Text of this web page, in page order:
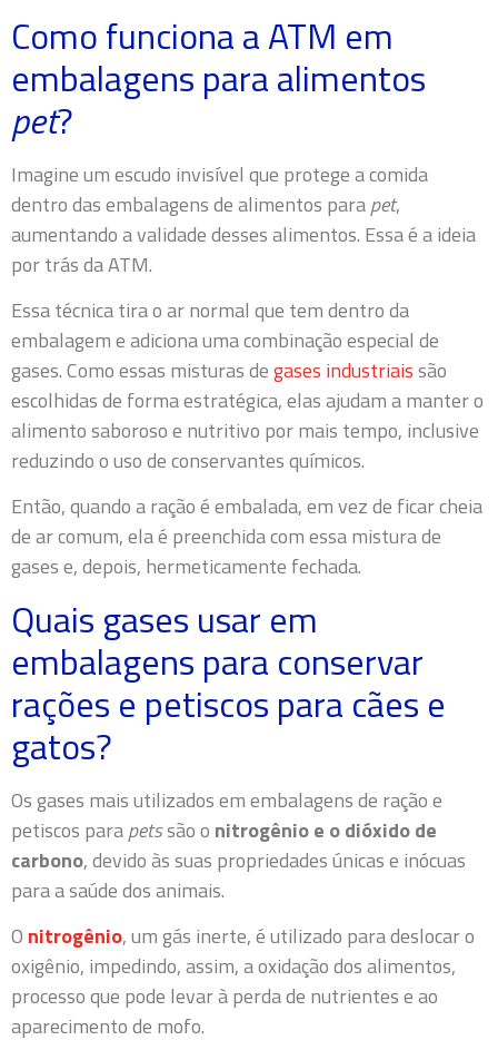
Como funciona a ATM em
embalagens para alimentos
pet?
Imagine um escudo invisível que protege a comida
dentro das embalagens de alimentos parapet,
aumentando a validade desses alimentos. Essa é a ideia
por trás da ATM.
Essa técnica tira o ar normal que tem dentro da
embalagem e adiciona uma combinação especial de
gases. Como essas misturas degases industriaissão
escolhidas de forma estratégica, elas ajudam a manter o
alimento saboroso e nutritivo por mais tempo, inclusive
reduzindo o uso de conservantes químicos.
Então, quando a ração é embalada, em vez de ficar cheia
de ar comum, ela é preenchida com essa mistura de
gases e, depois, hermeticamente fechada.
Quais gases usar em
embalagens para conservar
rações e petiscos para cães e
gatos?
Os gases mais utilizados em embalagens de ração e
petiscos parapetssão o nitrogênio e o dióxido de
carbono, devido às suas propriedades únicas e inócuas
para a saúde dos animais.
O nitrogênio, um gás inerte, é utilizado para deslocar o
oxigênio, impedindo, assim, a oxidação dos alimentos,
processo que pode levar à perda de nutrientes e ao
aparecimento de mofo.